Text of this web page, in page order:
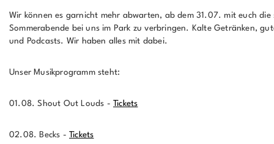
Wir können es garnicht mehr abwarten, ab dem 31.07. mit euch die
Sommerabende bei uns im Park zu verbringen. Kalte Getränken,
und Podcasts. Wir haben alles mit dabei.
Unser Musikprogramm steht:
01.08. Shout Out Louds - Tickets
02.08. Becks - Tickets